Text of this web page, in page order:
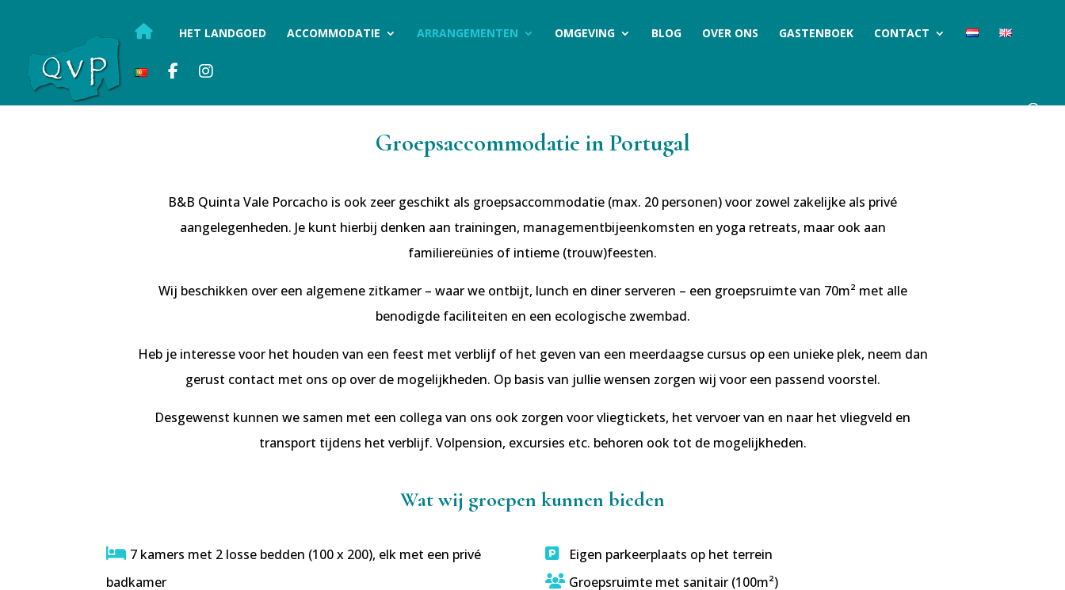
HET LANDGOED ACCOMMODATIE ARRANGEMENTEN OMGEVING BLOG OVER ONS GASTENBOEK CONTACT
Groepsaccommodatie in Portugal
B&B Quinta Vale Porcacho is ook zeer geschikt als groepsaccommodatie (max. 20 personen) voor zowel zakelijke als privé
aangelegenheden. Je kunt hierbij denken aan trainingen, managementbijeenkomsten en yoga retreats, maar ook aan
familiereünies of intieme (trouw)feesten.
Wij beschikken over een algemene zitkamer – waar we ontbijt, lunch en diner serveren – een groepsruimte van 70m² met alle
benodigde faciliteiten en een ecologische zwembad.
Heb je interesse voor het houden van een feest met verblijf of het geven van een meerdaagse cursus op een unieke plek, neem dan
gerust contact met ons op over de mogelijkheden. Op basis van jullie wensen zorgen wij voor een passend voorstel.
Desgewenst kunnen we samen met een collega van ons ook zorgen voor vliegtickets, het vervoer van en naar het vliegveld en
transport tijdens het verblijf. Volpension, excursies etc. behoren ook tot de mogelijkheden.
Wat wij groepen kunnen bieden
7 kamers met 2 losse bedden (100 x 200), elk met een privé
badkamer
Eigen parkeerplaats op het terrein
Groepsruimte met sanitair (100m²)